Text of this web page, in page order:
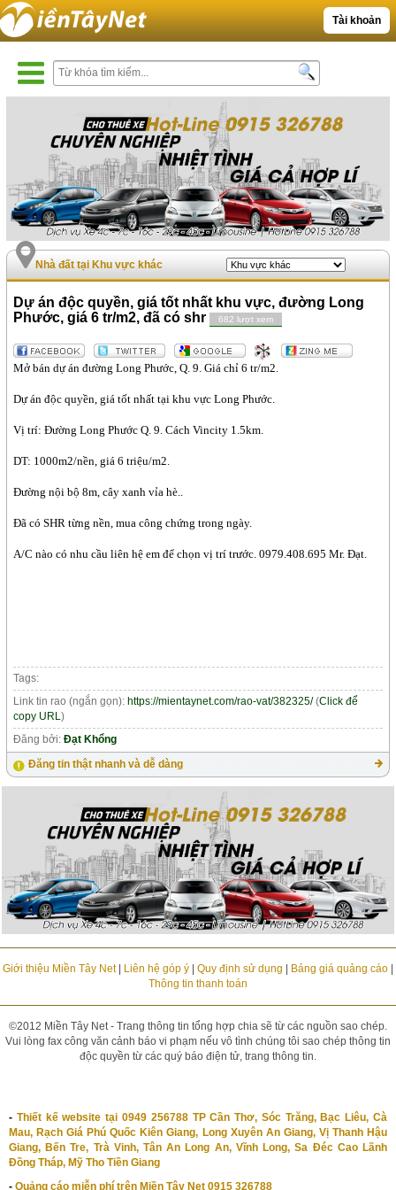
Tài khoản
Nhà đất tại Khu vực khác
Dự án độc quyền, giá tốt nhất khu vực, đường Long
Phước, giá 6 tr/m2, đã có shr
682 lượt xem
Mở bán dự án đường Long Phước, Q. 9. Giá chỉ 6 tr/m2.
Dự án độc quyền, giá tốt nhất tại khu vực Long Phước.
Vị trí: Đường Long Phước Q. 9. Cách Vincity 1.5km.
DT: 1000m2/nền, giá 6 triệu/m2.
Đường nội bộ 8m, cây xanh vỉa hè..
Đã có SHR từng nền, mua công chứng trong ngày.
A/C nào có nhu cầu liên hệ em để chọn vị trí trước. 0979.408.695 Mr. Đạt.
Tags:
Link tin rao (ngắn gọn): https://mientaynet.com/rao-vat/382325/(Click để
copy URL)
Đăng bởi:Đạt Khổng
Đăng tin thật nhanh và dễ dàng
Giới thiệu Miền Tây Net| Liên hệ góp ý| Quy định sử dụng Bảng giá quảng cáo|
Thông tin thanh toán
©2012 Miền Tây Net - Trang thông tin tổng hợp chia sẽ từ các nguồn sao chép.
Vui lòng fax công văn cảnh báo vi phạm nếu vô tình chúng tôi sao chép thông tin
độc quyền từ các quý báo điện tử, trang thông tin.
- Thiết kế website tại 0949 256788 TP Cần Thơ, Sóc Trăng, Bạc Liêu, Cà
Mau, Rạch Giá Phú Quốc Kiên Giang, Long Xuyên An Giang, Vị Thanh Hậu
Giang, Bến Tre, Trà Vinh, Tân An Long An, Vĩnh Long, Sa Đéc Cao Lãnh
Đồng Tháp, Mỹ Tho Tiền Giang
- Quảng cáo miễn phí trên Miền Tây Net 0915 326788